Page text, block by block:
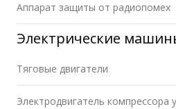
Аппарат защиты от радиопомех
Электрические
Тяговые двигатели
Электродвигатель компрессора